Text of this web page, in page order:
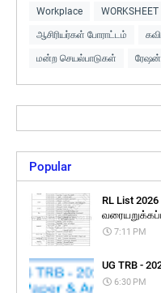
Workplace WORKSHEET
ஆசிரியர்கள் போராட்டம்
மன்ற செயல்பாடுகள் ரேஷன்
Popular
RL List
7:11 PM
UG TRB -
6:30 PM